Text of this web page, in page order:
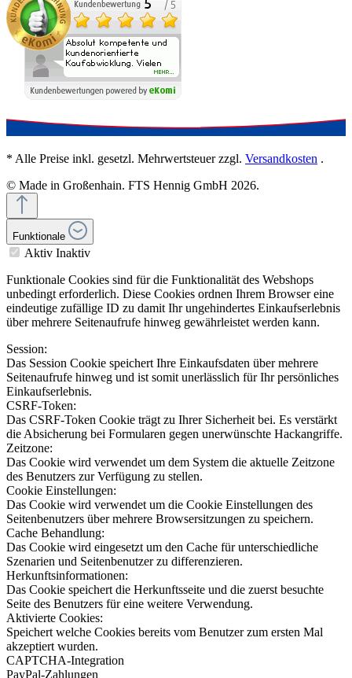
* Alle Preise inkl. gesetzl. Mehrwertsteuer zzgl. Versandkosten .
© Made in Großenhain. FTS Hennig GmbH 2026.
Funktionale
Aktiv Inaktiv
Funktionale Cookies sind für die Funktionalität des Webshops
unbedingt erforderlich. Diese Cookies ordnen Ihrem Browser eine
eindeutige zufällige ID zu damit Ihr ungehindertes Einkaufserlebnis
über mehrere Seitenaufrufe hinweg gewährleistet werden kann.
Session:
Das Session Cookie speichert Ihre Einkaufsdaten über mehrere
Seitenaufrufe hinweg und ist somit unerlässlich für Ihr persönliches
Einkaufserlebnis.
CSRF-Token:
Das CSRF-Token Cookie trägt zu Ihrer Sicherheit bei. Es verstärkt
die Absicherung bei Formularen gegen unerwünschte Hackangriffe.
Zeitzone:
Das Cookie wird verwendet um dem System die aktuelle Zeitzone
des Benutzers zur Verfügung zu stellen.
Cookie Einstellungen:
Das Cookie wird verwendet um die Cookie Einstellungen des
Seitenbenutzers über mehrere Browsersitzungen zu speichern.
Cache Behandlung:
Das Cookie wird eingesetzt um den Cache für unterschiedliche
Szenarien und Seitenbenutzer zu differenzieren.
Herkunftsinformationen:
Das Cookie speichert die Herkunftsseite und die zuerst besuchte
Seite des Benutzers für eine weitere Verwendung.
Aktivierte Cookies:
Speichert welche Cookies bereits vom Benutzer zum ersten Mal
akzeptiert wurden.
CAPTCHA-Integration
PayPal-Zahlungen